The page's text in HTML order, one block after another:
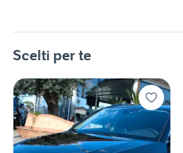
Scelti per te